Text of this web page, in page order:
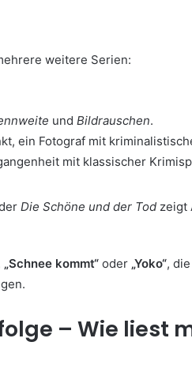
weitere Serien:
und Bildrauschen.
ein Fotograf mit
mit klassischer
Die Schöne und der Tod zeigt
„Schnee kommt“ oder „Yoko“,
– Wie liest